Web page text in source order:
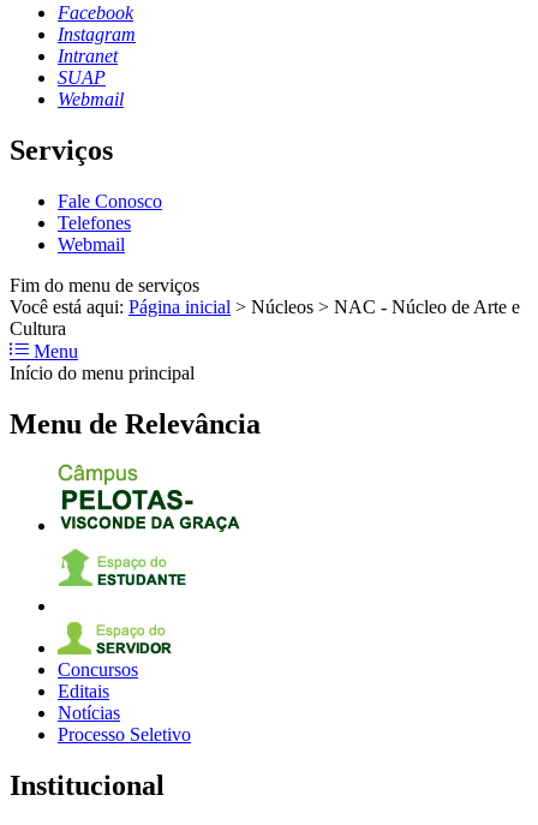
Facebook
Instagram
Intranet
SUAP
Webmail
Serviços
Fale Conosco
Telefones
Webmail
Fim do menu de serviços
Você está aqui: Página inicial > Núcleos > NAC - Núcleo de Arte e
Cultura
Menu
Início do menu principal
Menu de Relevância
Concursos
Editais
Notícias
Processo Seletivo
Institucional